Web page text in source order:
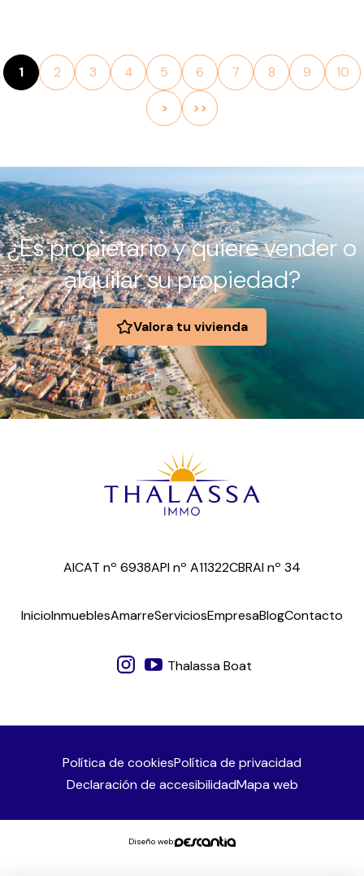
1 2 3 4 5 6 7 8 9 10
> >>
¿Es propietario y quiere vender o
alquilar su propiedad?
Valora tu vivienda
AICAT nº 6938API nº A11322CBRAI nº 34
InicioInmueblesAmarreServiciosEmpresaBlogContacto
Thalassa Boat
Política de cookiesPolítica de privacidad
Declaración de accesibilidadMapa web
Diseño web: